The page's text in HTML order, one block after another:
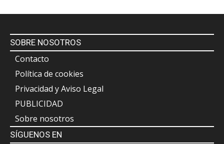
SOBRE NOSOTROS
Contacto
Política de cookies
Privacidad y Aviso Legal
PUBLICIDAD
Sobre nosotros
SÍGUENOS EN